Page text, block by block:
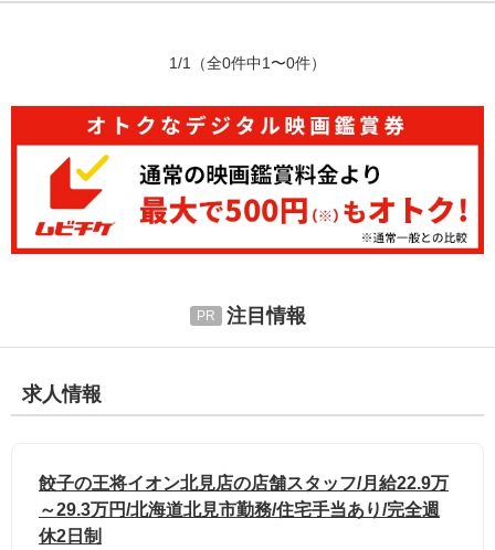
1/1 （全0件中1〜0件）
注目情報
求人情報
餃子の王将イオン北見店の店舗スタッフ/月給22.9万
～29.3万円/北海道北見市勤務/住宅手当あり/完全週
休2日制